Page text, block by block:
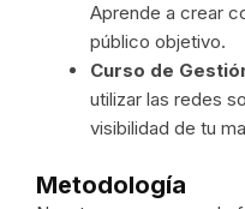
Aprende a crear
público objetivo.
Curso de
utilizar las redes
visibilidad de tu
Metodología